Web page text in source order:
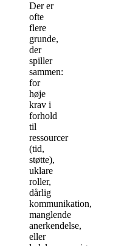
Der er
ofte
flere
grunde,
der
spiller
sammen:
for
høje
krav i
forhold
til
ressourcer
(tid,
støtte),
uklare
roller,
dårlig
kommunikation,
manglende
anerkendelse,
eller